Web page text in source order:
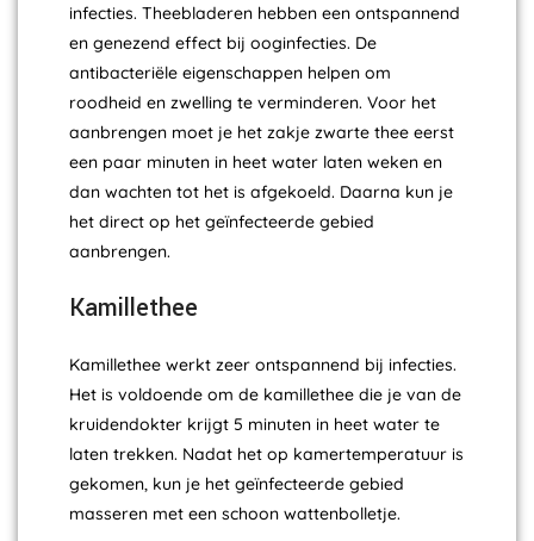
infecties. Theebladeren hebben een ontspannend
en genezend effect bij ooginfecties. De
antibacteriële eigenschappen helpen om
roodheid en zwelling te verminderen. Voor het
aanbrengen moet je het zakje zwarte thee eerst
een paar minuten in heet water laten weken en
dan wachten tot het is afgekoeld. Daarna kun je
het direct op het geïnfecteerde gebied
aanbrengen.
Kamillethee
Kamillethee werkt zeer ontspannend bij infecties.
Het is voldoende om de kamillethee die je van de
kruidendokter krijgt 5 minuten in heet water te
laten trekken. Nadat het op kamertemperatuur is
gekomen, kun je het geïnfecteerde gebied
masseren met een schoon wattenbolletje.